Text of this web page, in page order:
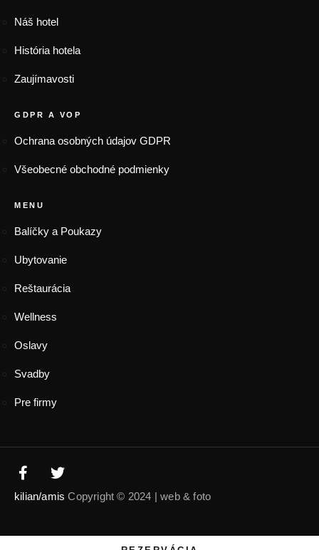
Náš hotel
História hotela
Zaujímavosti
GDPR A VOP
Ochrana osobných údajov GDPR
Všeobecné obchodné podmienky
MENU
Balíčky a Poukazy
Ubytovanie
Reštaurácia
Wellness
Oslavy
Svadby
Pre firmy
kilian/amis Copyright © 2024 | web & foto